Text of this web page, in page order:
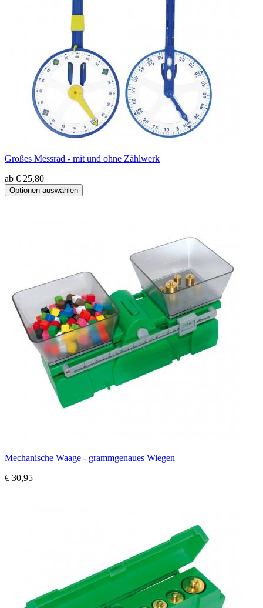
Großes Messrad - mit und ohne Zählwerk
ab € 25,80
Mechanische Waage - grammgenaues Wiegen
€ 30,95